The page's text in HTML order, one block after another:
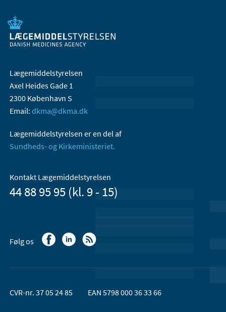
Lægemiddelstyrelsen
Axel Heides Gade 1
2300 København S
Email: dkma@dkma.dk
Lægemiddelstyrelsen er en del af
Sundheds- og Kirkeministeriet.
Kontakt Lægemiddelstyrelsen
44 88 95 95 (kl. 9 - 15)
Følg os
CVR-nr. 37 05 24 85 EAN 5798 000 36 33 66